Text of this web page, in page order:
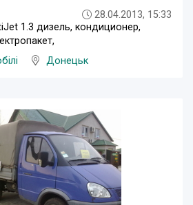
28.04.2013, 15:33
1.3 дизель, кондиционер,
Донецьк